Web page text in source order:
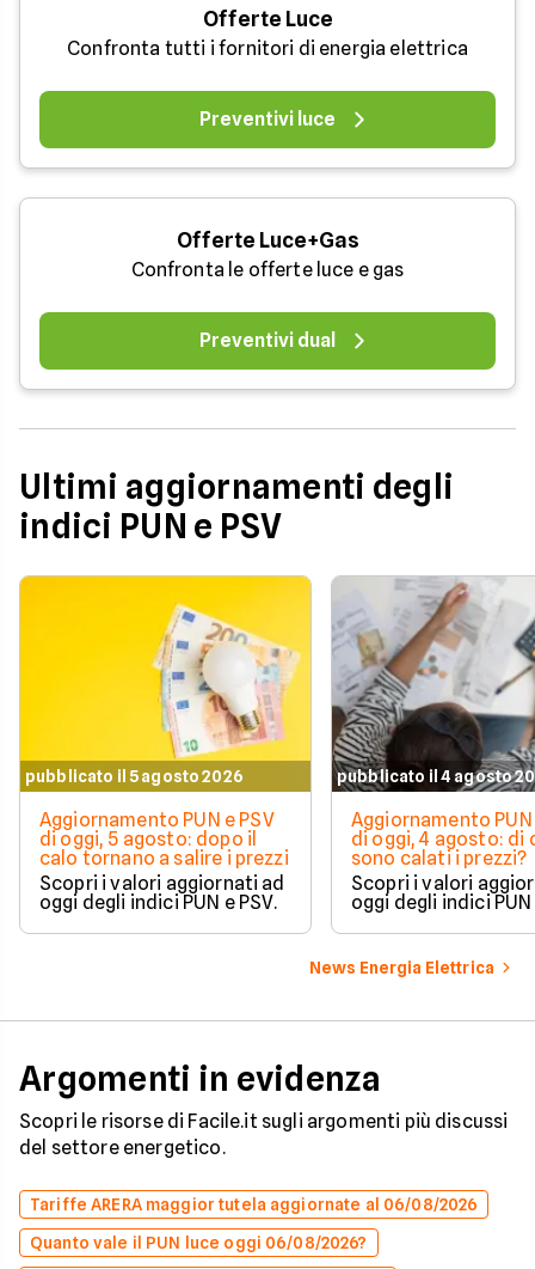
Offerte Luce
Confronta tutti i fornitori di energia elettrica
Preventivi luce
Offerte Luce+Gas
Confronta le offerte luce e gas
Preventivi dual
Ultimi aggiornamenti degli
indici PUN e PSV
pubblicato il 5 agosto 2026
Aggiornamento PUN e PSV
di oggi, 5 agosto: dopo il
calo tornano a salire i prezzi
Scopri i valori aggiornati ad
oggi degli indici PUN e PSV.
pubblicato il 4 agosto
Aggiornamento PUN
di oggi, 4 agosto: di
sono calati i prezzi?
Scopri i valori
oggi degli indici PUN
News Energia Elettrica
Argomenti in evidenza
Scopri le risorse di Facile.it sugli argomenti più discussi
del settore energetico.
Tariffe ARERA maggior tutela aggiornate al 06/08/2026
Quanto vale il PUN luce oggi 06/08/2026?